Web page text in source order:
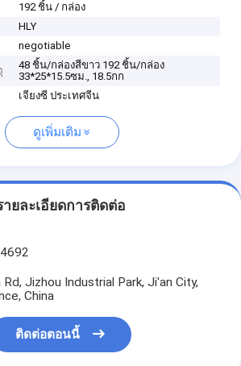
192 ชิ้น / กล่อง
HLY
negotiable
48 ชิ้น/กล่องสีขาว 192 ชิ้น/กล่อง
33*25*15.5ซม., 18.5กก
เจียงซี ประเทศจีน
ดูเพิ่มเติม
ายละเอียดการติดต่อ
Rd, Jizhou Industrial Park, Ji'an City,
China
ติดต่อตอนนี้